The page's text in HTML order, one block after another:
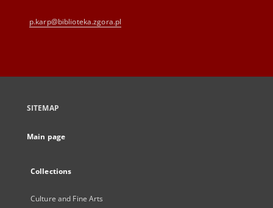
p.karp@biblioteka.zgora.pl
SITEMAP
Main page
Collections
Culture and Fine Arts